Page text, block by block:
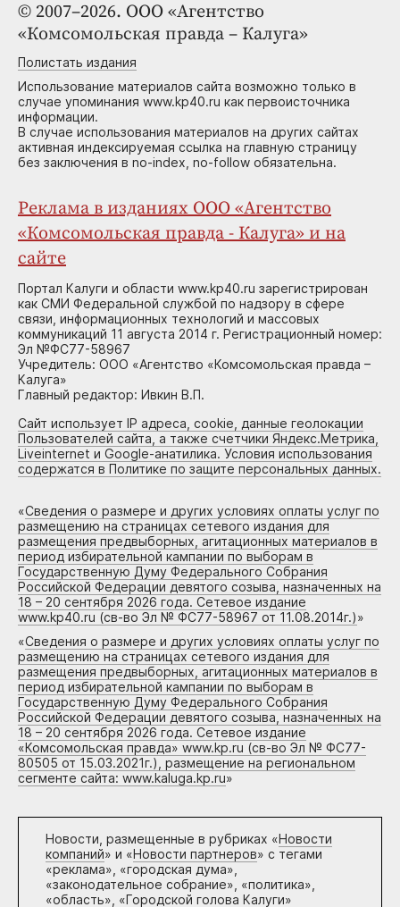
© 2007–2026. ООО «Агентство
«Комсомольская правда – Калуга»
Полистать издания
Использование материалов сайта возможно только в
случае упоминания www.kp40.ru как первоисточника
информации.
В случае использования материалов на других сайтах
активная индексируемая ссылка на главную страницу
без заключения в no-index, no-follow обязательна.
Реклама в изданиях ООО «Агентство
«Комсомольская правда - Калуга» и на
сайте
Портал Калуги и области www.kp40.ru зарегистрирован
как СМИ Федеральной службой по надзору в сфере
связи, информационных технологий и массовых
коммуникаций 11 августа 2014 г. Регистрационный номер:
Эл №ФС77-58967
Учредитель: ООО «Агентство «Комсомольская правда –
Калуга»
Главный редактор: Ивкин В.П.
Сайт использует IP адреса, cookie, данные геолокации
Пользователей сайта, а также счетчики Яндекс.Метрика,
Liveinternet и Google-анатилика. Условия использования
содержатся в Политике по защите персональных данных.
«Сведения о размере и других условиях оплаты услуг по
размещению на страницах сетевого издания для
размещения предвыборных, агитационных материалов в
период избирательной кампании по выборам в
Государственную Думу Федерального Собрания
Российской Федерации девятого созыва, назначенных на
18 – 20 сентября 2026 года. Сетевое издание
www.kp40.ru (св-во Эл № ФС77-58967 от 11.08.2014г.)»
«Сведения о размере и других условиях оплаты услуг по
размещению на страницах сетевого издания для
размещения предвыборных, агитационных материалов в
период избирательной кампании по выборам в
Государственную Думу Федерального Собрания
Российской Федерации девятого созыва, назначенных на
18 – 20 сентября 2026 года. Сетевое издание
«Комсомольская правда» www.kp.ru (св-во Эл № ФС77-
80505 от 15.03.2021г.), размещение на региональном
сегменте сайта: www.kaluga.kp.ru»
Новости, размещенные в рубриках «Новости
компаний» и «Новости партнеров» с тегами
«реклама», «городская дума»,
«законодательное собрание», «политика»,
«область», «Городской голова Калуги»